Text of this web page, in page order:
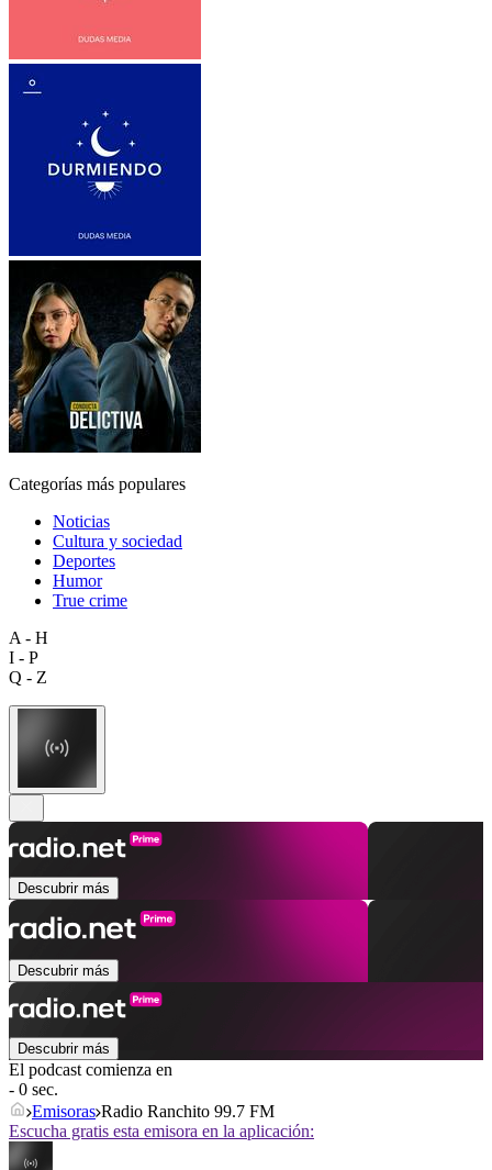
Categorías más populares
Noticias
Cultura y sociedad
Deportes
Humor
True crime
A - H
I - P
Q - Z
Descubrir más
Descubrir más
Descubrir más
El podcast comienza en
- 0 sec.
Emisoras Radio Ranchito 99.7 FM
Escucha gratis esta emisora en la aplicación: